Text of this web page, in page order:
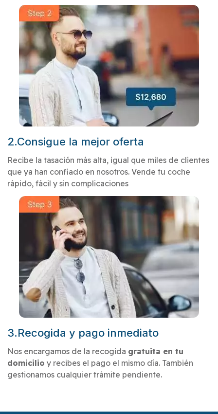
2.Consigue la mejor oferta
Recibe la tasación más alta, igual que miles de clientes
que ya han confiado en nosotros. Vende tu coche
rápido, fácil y sin complicaciones
3.Recogida y pago inmediato
Nos encargamos de la recogida gratuita en tu
domicilio y recibes el pago el mismo día. También
gestionamos cualquier trámite pendiente.